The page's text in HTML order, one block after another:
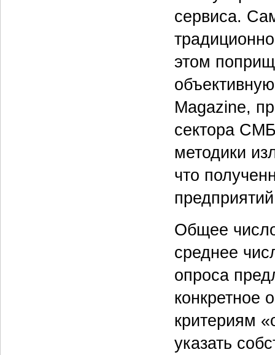
сервиса.
этом
Magаzine,
сектора
методики
что
Общее
среднее
опроса
конкретное
критериям
указать